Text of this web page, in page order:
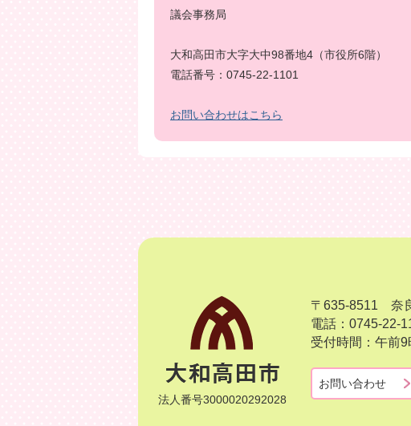
議会事務局
大和高田市大字大中98番地4（市役所6階）
電話番号：0745-22-1101
お問い合わせはこちら
法人番号3000020292028
〒635-8511 奈
電話：0745-22-
受付時間：午前
お問い合わせ